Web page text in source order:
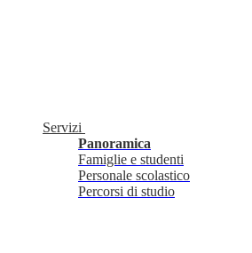
Servizi
Panoramica
Famiglie e studenti
Personale scolastico
Percorsi di studio